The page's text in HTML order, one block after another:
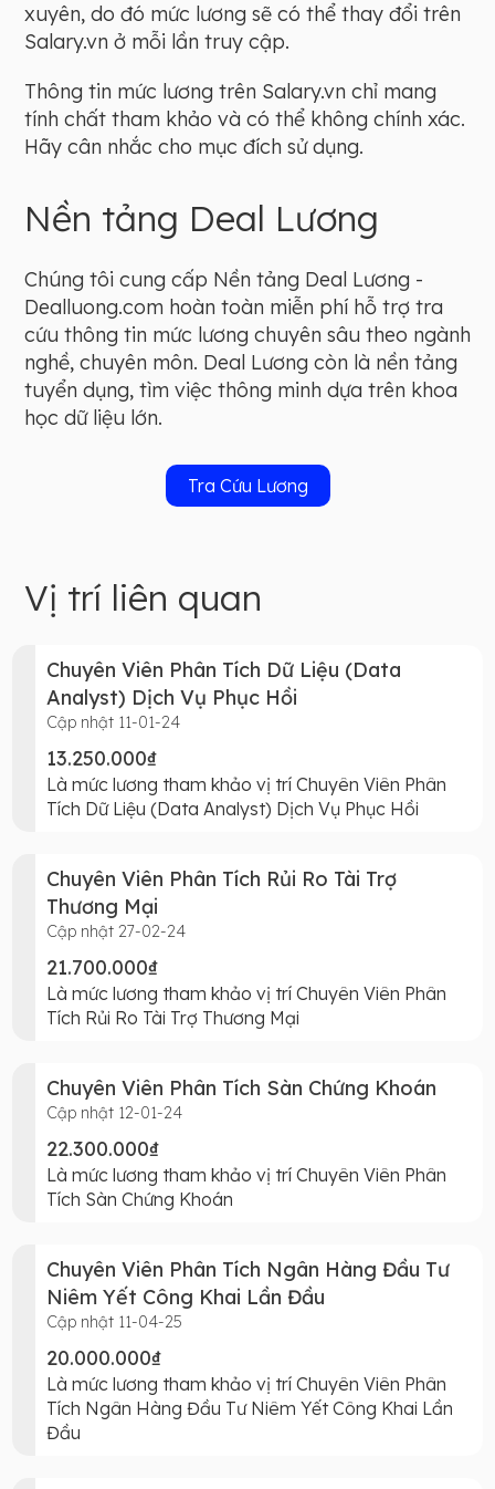
xuyên, do đó mức lương sẽ có thể thay đổi trên
Salary.vn ở mỗi lần truy cập.
Thông tin mức lương trên Salary.vn chỉ mang
tính chất tham khảo và có thể không chính xác.
Hãy cân nhắc cho mục đích sử dụng.
Nền tảng Deal Lương
Chúng tôi cung cấp Nền tảng Deal Lương -
Dealluong.com hoàn toàn miễn phí hỗ trợ tra
cứu thông tin mức lương chuyên sâu theo ngành
nghề, chuyên môn. Deal Lương còn là nền tảng
tuyển dụng, tìm việc thông minh dựa trên khoa
học dữ liệu lớn.
Tra Cứu Lương
Vị trí liên quan
Chuyên Viên Phân Tích Dữ Liệu (Data
Analyst) Dịch Vụ Phục Hồi
Cập nhật 11-01-24
13.250.000₫
Là mức lương tham khảo vị trí Chuyên Viên Phân
Tích Dữ Liệu (Data Analyst) Dịch Vụ Phục Hồi
Chuyên Viên Phân Tích Rủi Ro Tài Trợ
Thương Mại
Cập nhật 27-02-24
21.700.000₫
Là mức lương tham khảo vị trí Chuyên Viên Phân
Tích Rủi Ro Tài Trợ Thương Mại
Chuyên Viên Phân Tích Sàn Chứng Khoán
Cập nhật 12-01-24
22.300.000₫
Là mức lương tham khảo vị trí Chuyên Viên Phân
Tích Sàn Chứng Khoán
Chuyên Viên Phân Tích Ngân Hàng Đầu Tư
Niêm Yết Công Khai Lần Đầu
Cập nhật 11-04-25
20.000.000₫
Là mức lương tham khảo vị trí Chuyên Viên Phân
Tích Ngân Hàng Đầu Tư Niêm Yết Công Khai Lần
Đầu